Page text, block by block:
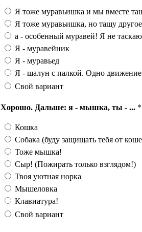
Я тоже муравьишка и мы вместе
Я тоже муравьишка, но тащу
а - особенный муравей! Я не
Я - муравейник
Я - муравьед
Я - шалун с палкой. Одно движение
Свой вариант
Хорошо. Дальше: я - мышка, ты - ... *
Кошка
Собака (буду защищать тебя от
Тоже мышка!
Сыр! (Пожирать только взглядом!)
Твоя уютная норка
Мышеловка
Клавиатура!
Свой вариант